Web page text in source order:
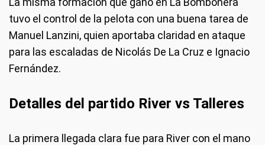
tuvo el control de la pelota con una buena tarea de
Manuel Lanzini, quien aportaba claridad en ataque
para las escaladas de Nicolás De La Cruz e Ignacio
Fernández.
Detalles del partido River vs Talleres
La primera llegada clara fue para River con el mano